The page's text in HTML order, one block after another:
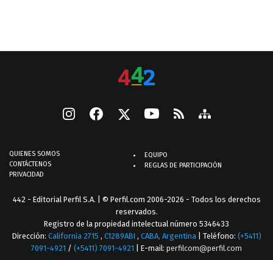
QUIENES SOMOS
CONTÁCTENOS
PRIVACIDAD
EQUIPO
REGLAS DE PARTICIPACIÓN
442 - Editorial Perfil S.A. | © Perfil.com 2006-2026 - Todos los derechos
reservados.
Registro de la propiedad intelectual número 5346433
Dirección: California 2715 , C1289ABI , CABA, Argentina | Teléfono: (+5411)
7091-4921 / (+5411) 7091-4921 | E-mail: perfilcom@perfil.com